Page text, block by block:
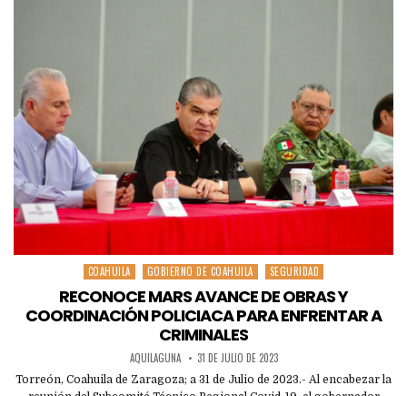
Posted
COAHUILA GOBIERNO DE COAHUILA SEGURIDAD
RECONOCE MARS AVANCE DE OBRAS Y
COORDINACIÓN POLICIACA PARA ENFRENTAR A
CRIMINALES
AQUILAGUNA 31 DE JULIO DE 2023
Torreón, Coahuila de Zaragoza; a 31 de Julio de 2023.- Al encabezar la